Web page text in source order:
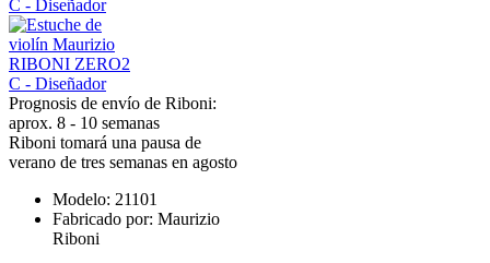
Prognosis de envío de Riboni:
aprox. 8 - 10 semanas
Riboni tomará una pausa de
verano de tres semanas en agosto
Modelo: 21101
Fabricado por: Maurizio
Riboni